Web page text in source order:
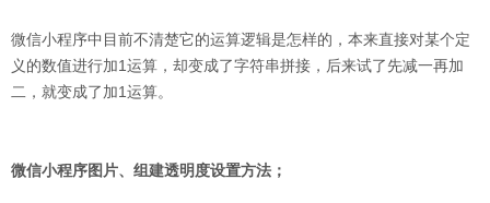
微信小程序中目前不清楚它的运算逻辑是怎样的，本来直接对某个定
义的数值进行加1运算，却变成了字符串拼接，后来试了先减一再加
二，就变成了加1运算。
微信小程序图片、组建透明度设置方法；